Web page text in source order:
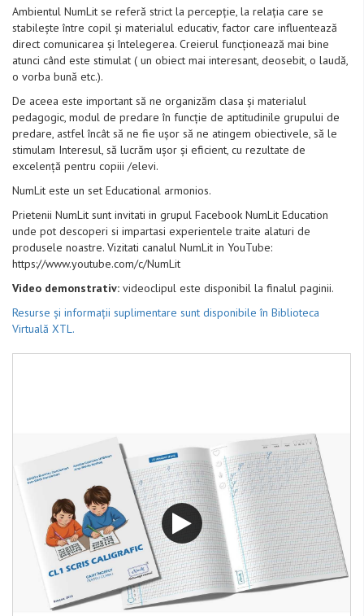
Ambientul NumLit se referă strict la percepție, la relația care se
stabilește între copil și materialul educativ, factor care influentează
direct comunicarea și întelegerea. Creierul funcționează mai bine
atunci când este stimulat ( un obiect mai interesant, deosebit, o laudă,
o vorba bună etc.).
De aceea este important să ne organizăm clasa și materialul
pedagogic, modul de predare în funcție de aptitudinile grupului de
predare, astfel încât să ne fie ușor să ne atingem obiectivele, să le
stimulam Interesul, să lucrăm ușor și eficient, cu rezultate de
excelență pentru copiii /elevi.
NumLit este un set Educational armonios.
Prietenii NumLit sunt invitati in grupul Facebook NumLit Education
unde pot descoperi si impartasi experientele traite alaturi de
produsele noastre. Vizitati canalul NumLit in YouTube:
https://www.youtube.com/c/NumLit
Video demonstrativ: videoclipul este disponibil la finalul paginii.
Resurse și informații suplimentare sunt disponibile în Biblioteca
Virtuală XTL.